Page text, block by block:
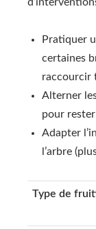
Pratiquer
certaines
raccourcir
Alterner
pour
Adapter
l’arbre
Type de